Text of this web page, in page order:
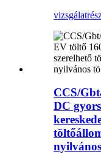
vizsgálat
CCS/
DC